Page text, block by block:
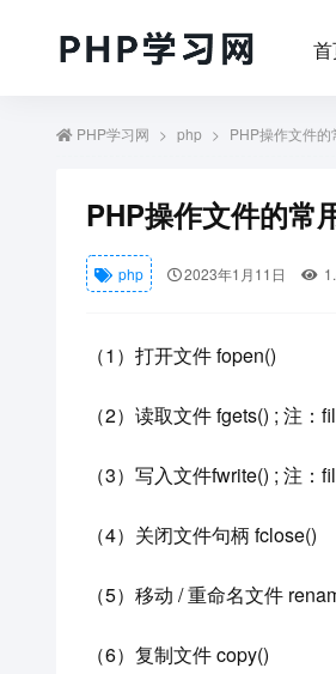
PHP学习网 php PHP操作文件的
PHP操作文件的常
php 2023年1月11日
（1）打开文件 fopen()
（2）读取文件 fgets() ; 注
（3）写入文件fwrite() ; 注
（4）关闭文件句柄 fclose()
（5）移动 / 重命名文件
（6）复制文件 copy()